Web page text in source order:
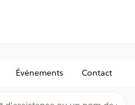
Événements Contact